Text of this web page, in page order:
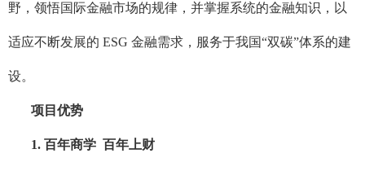
野，领悟国际金融市场的规律，并掌握系统的金融知识，以
适应不断发展的 ESG 金融需求，服务于我国“双碳”体系的建
设。
项目优势
1. 百年商学 百年上财